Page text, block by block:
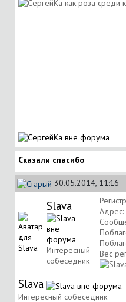
Сказали спасибо
30.05.2014, 11:16
Slava
Интересный
собеседник
Адрес:
Вес
Slava
Интересный собеседник